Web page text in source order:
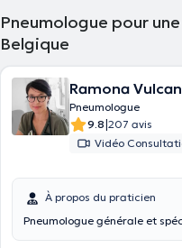
Pneumologue pour
Belgique
Ramona Vulcan
Pneumologue
9.8|207 avis
Vidéo
À propos du praticien
Pneumologue générale et